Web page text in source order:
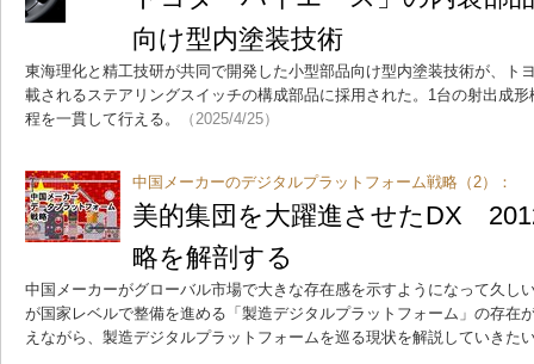
向け型内塗装技術
東海理化と精工技研が共同で開発した小型部品向け型内塗装技術が、ト
載されるステアリングスイッチの構成部品に採用された。1台の射出成
程を一貫して行える。
（2025/4/25）
中国メーカーのデジタルプラットフォーム戦略（2）：
美的集団を大躍進させたDX
略を解剖する
中国メーカーがグローバル市場で大きな存在感を示すようになって久し
が国家レベルで整備を進める「製造デジタルプラットフォーム」の存在
えながら、製造デジタルプラットフォームを巡る現状を解説していきた